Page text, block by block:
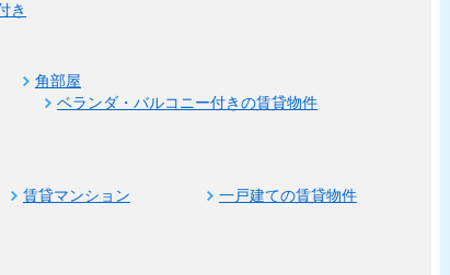
き
角部屋
ベランダ・バルコニー付きの賃貸物件
賃貸マンション
一戸建ての賃貸物件